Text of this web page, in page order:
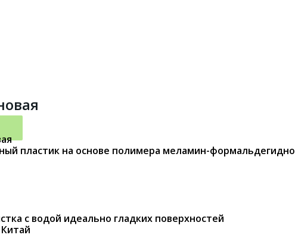
пластик на основе полимера меламин-
с водой идеально гладких поверхностей